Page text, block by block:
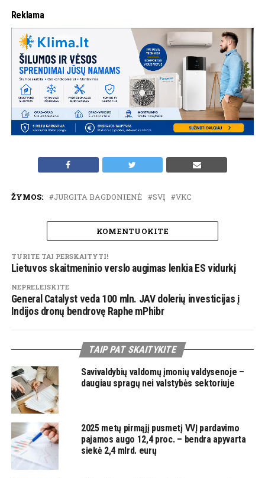
Reklama
ŽYMOS: JURGITA BAGDONIENĖ SVĮ VKC
KOMENTUOKITE
TURITE TAI PERSKAITYTI!
Lietuvos skaitmeninio verslo augimas lenkia ES vidurkį
NEPRELEISKITE
General Catalyst veda 100 mln. JAV dolerių investicijas į
Indijos dronų bendrovę Raphe mPhibr
TAIP PAT SKAITYKITE
Savivaldybių valdomų įmonių valdysenoje –
daugiau spragų nei valstybės sektoriuje
2025 metų pirmąjį pusmetį VVĮ pardavimo
pajamos augo 12,4 proc. – bendra apyvarta
siekė 2,4 mlrd. eurų